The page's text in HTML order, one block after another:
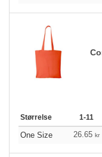
Størrelse 1-11
One Size 26.65 kr